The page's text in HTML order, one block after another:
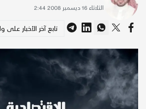
الثلاثاء 16 ديسمبر 2008 2:44
تابع آخر الأخبار على